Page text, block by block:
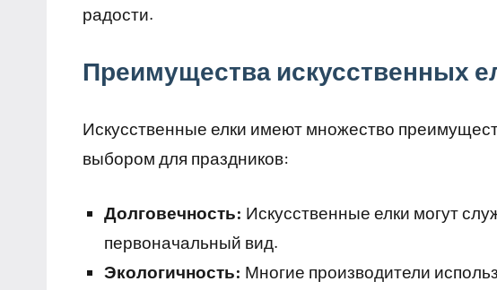
радости.
Преимущества искусственных
Искусственные елки имеют множество
выбором для праздников:
Долговечность: Искусственные елки могут
первоначальный вид.
Экологичность: Многие производители